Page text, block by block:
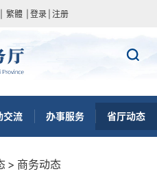
繁體 登录 注册
交流 办事服务 省厅动态
> 商务动态